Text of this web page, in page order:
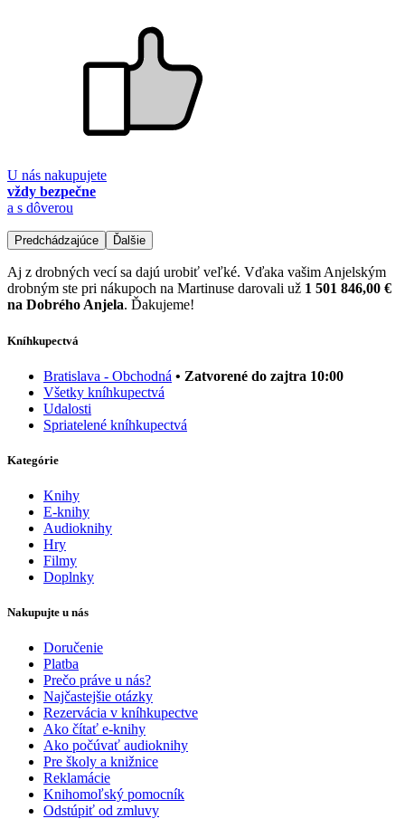
U nás nakupujete
vždy bezpečne
a s dôverou
Predchádzajúce Ďalšie
Aj z drobných vecí sa dajú urobiť veľké. Vďaka vašim Anjelským
drobným ste pri nákupoch na Martinuse darovali už 1 501 846,00 €
na Dobrého Anjela. Ďakujeme!
Kníhkupectvá
Bratislava - Obchodná • Zatvorené do zajtra 10:00
Všetky kníhkupectvá
Udalosti
Spriatelené kníhkupectvá
Kategórie
Knihy
E-knihy
Audioknihy
Hry
Filmy
Doplnky
Nakupujte u nás
Doručenie
Platba
Prečo práve u nás?
Najčastejšie otázky
Rezervácia v kníhkupectve
Ako čítať e-knihy
Ako počúvať audioknihy
Pre školy a knižnice
Reklamácie
Knihomoľský pomocník
Odstúpiť od zmluvy